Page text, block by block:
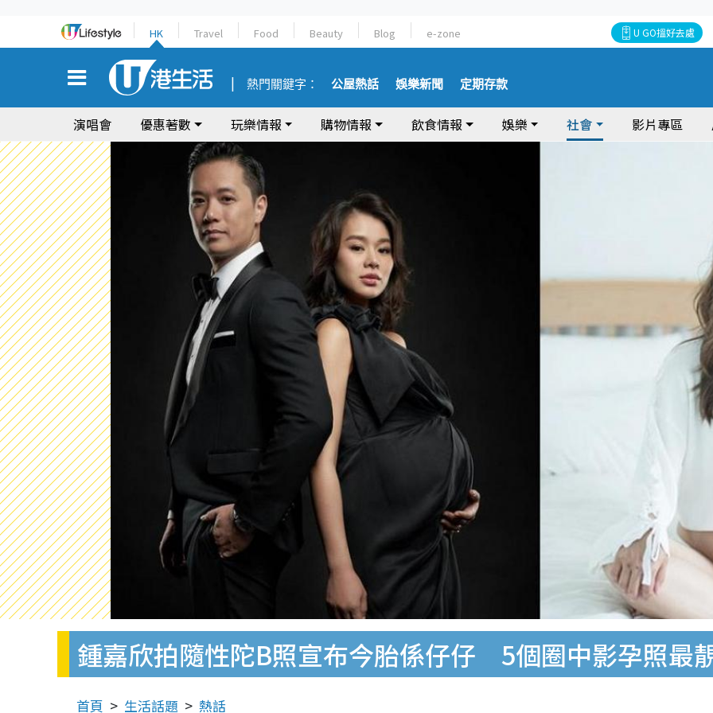
HK Travel Food Beauty Blog e-zone U GO搵好去處
熱門關鍵字： 公屋熱話 娛樂新聞 定期存款
演唱會 優惠著數 玩樂情報 購物情報 飲食情報 娛樂 社會 影片專區
鍾嘉欣拍隨性陀B照宣布今胎係仔仔 5個圈中影孕照最
首頁 生活話題 熱話